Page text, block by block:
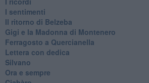
I sentimenti
Il ritorno di Belzeba
Gigi e la Madonna di Montenero
Ferragosto a Quercianella
Lettera con dedica
Silvano
Ora e sempre